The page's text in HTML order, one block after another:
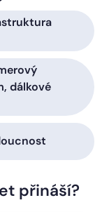
dálkové
přináší?